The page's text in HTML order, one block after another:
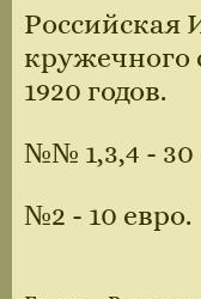
Российская
кружечного
1920 годов.
№№ 1,3,4 - 30
№2 - 10 евро.